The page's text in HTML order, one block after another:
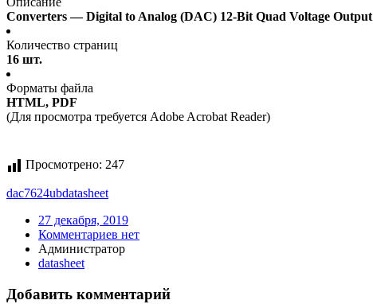
Converters — Digital to Analog (DAC) 12-Bit Quad Voltage Output
Количество страниц
16 шт.
Форматы файла
HTML, PDF
(Для просмотра требуется Adobe Acrobat Reader)
Просмотрено: 247
dac7624ubdatasheet
27 декабря, 2019
Комментариев нет
Администратор
datasheet
Добавить комментарий